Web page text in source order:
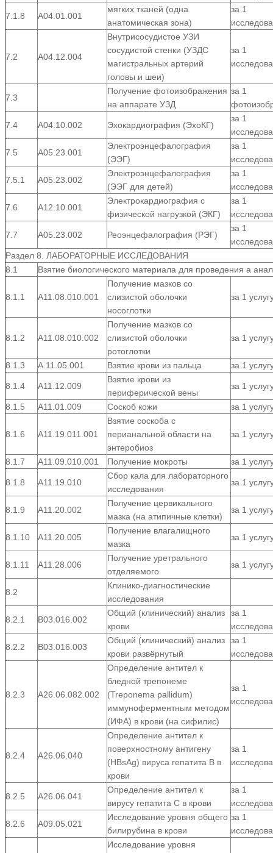
7.1.8 А04.01.001
мягких тканей (одна
анатомическая зона)
за 1
7.2 А04.12.004
Внутрисосудистое УЗИ
сосудистой стенки (УЗДС
магистральных артерий
головы и шеи)
за 1
7.3
Получение фотоизображения
на аппарате УЗД
за 1
7.4 А04.10.002 Эхокардиография (ЭхоКГ)
за 1
7.5 А05.23.001
Электроэнцефалография
(ЭЭГ)
за 1
7.5.1 А05.23.002
Электроэнцефалография
(ЭЭГ для детей)
за 1
7.6 А12.10.001
Электрокардиография с
физической нагрузкой (ЭКГ)
за 1
7.7 А05.23.002 Реоэнцефалография (РЭГ)
за 1
Раздел 8. ЛАБОРАТОРНЫЕ ИССЛЕДОВАНИЯ
8.1
Взятие биологического материала для проведения а
8.1.1 А11.08.010.001
Получение мазков со
слизистой оболочки
носоглотки
за 1
8.1.2 А11.08.010.002
Получение мазков со
слизистой оболочки
ротоглотки
за 1
8.1.3 А.11.05.001 Взятие крови из пальца за 1
8.1.4 А11.12.009
Взятие крови из
периферической вены
за 1
8.1.5 А11.01.009 Соскоб кожи за 1
8.1.6 А11.19.011.001
Взятие соскоба с
перианальной области на
энтеробиоз
за 1
8.1.7 А11.09.010.001 Получение мокроты за 1
8.1.8 А11.19.010
Сбор кала для лабораторного
исследования
за 1
8.1.9 А11.20.002
Получение цервикального
мазка (на атипичные клетки)
за 1
8.1.10 А11.20.005
Получение влагалищного
мазка
за 1
8.1.11 А11.28.006
Получение уретрального
отделяемого
за 1
8.2
Клинико-диагностические
исследования
8.2.1 В03.016.002
Общий (клинический) анализ
крови
за 1
8.2.2 В03.016.003
Общий (клинический) анализ
крови развёрнутый
за 1
8.2.3 А26.06.082.002
Определение антител к
бледной трепонеме
(Treponema pallidum)
иммуноферментным методом
(ИФА) в крови (на сифилис)
за 1
8.2.4 А26.06.040
Определение антител к
поверхностному антигену
(HВsАg) вируса гепатита В в
крови
за 1
8.2.5 А26.06.041
Определение антител к
вирусу гепатита С в крови
за 1
8.2.6 А09.05.021
Исследование уровня общего
билирубина в крови
за 1
Исследование уровня